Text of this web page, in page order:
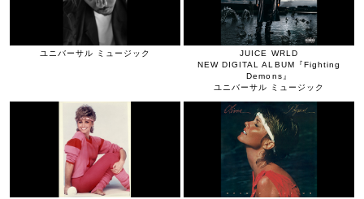
ユニバーサル ミュージック
JUICE WRLD
NEW DIGITAL ALBUM『Fighting
Demons』
ユニバーサル ミュージック